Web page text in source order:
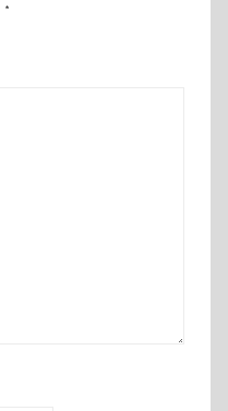
*